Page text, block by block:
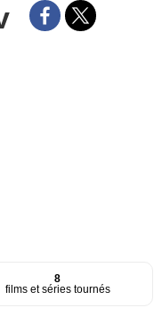
8
films et séries tournés